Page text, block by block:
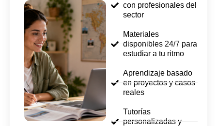
con profesionales del
sector
Materiales
disponibles 24/7 para
estudiar a tu ritmo
Aprendizaje basado
en proyectos y casos
reales
Tutorías
personalizadas y